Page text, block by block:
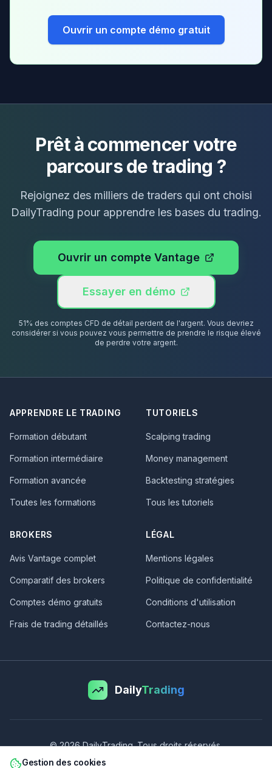
Ouvrir un compte démo gratuit
Prêt à commencer votre
parcours de trading ?
Rejoignez des milliers de traders qui ont choisi
DailyTrading pour apprendre les bases du trading.
Ouvrir un compte Vantage
Essayer en démo
51% des comptes CFD de détail perdent de l'argent. Vous devriez
considérer si vous pouvez vous permettre de prendre le risque élevé
de perdre votre argent.
APPRENDRE LE TRADING
Formation débutant
Formation intermédiaire
Formation avancée
Toutes les formations
TUTORIELS
Scalping trading
Money management
Backtesting stratégies
Tous les tutoriels
BROKERS
Avis Vantage complet
Comparatif des brokers
Comptes démo gratuits
Frais de trading détaillés
LÉGAL
Mentions légales
Politique de confidentialité
Conditions d'utilisation
Contactez-nous
DailyTrading
©2026DailyTrading. Tous droits réservés.
Avertissement sur les risques :
Gestion des cookies